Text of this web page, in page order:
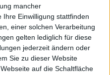
mancher
Einwilligung stattfinden
einer solchen Verarbeitung
gelten lediglich für diese
jederzeit ändern oder
Sie zu dieser Website
auf die Schaltfläche